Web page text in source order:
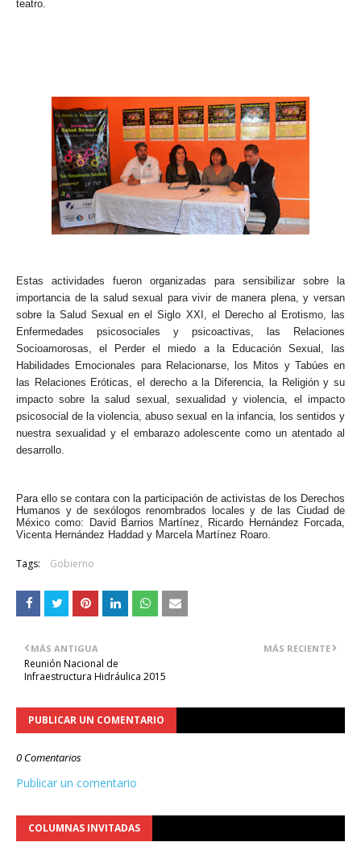
teatro.
Estas actividades fueron organizadas para sensibilizar sobre la
importancia de la salud sexual para vivir de manera plena, y versan
sobre la Salud Sexual en el Siglo XXI, el Derecho al Erotismo, las
Enfermedades psicosociales y psicoactivas, las Relaciones
Socioamorosas, el Perder el miedo a la Educación Sexual, las
Habilidades Emocionales para Relacionarse, los Mitos y Tabúes en
las Relaciones Eróticas, el derecho a la Diferencia, la Religión y su
impacto sobre la salud sexual, sexualidad y violencia, el impacto
psicosocial de la violencia, abuso sexual en la infancia, los sentidos y
nuestra sexualidad y el embarazo adolescente como un atentado al
desarrollo.
Para ello se contara con la participación de activistas de los Derechos
Humanos y de sexólogos renombrados locales y de las Ciudad de
México como: David Barrios Martínez, Ricardo Hernández Forcada,
Vicenta Hernández Haddad y Marcela Martínez Roaro.
Tags: Gobierno
MÁS RECIENTE
MÁS ANTIGUA
Reunión Nacional de
Infraestructura Hidráulica 2015
PUBLICAR UN COMENTARIO
0 Comentarios
Publicar un comentario
COLUMNAS INVITADAS